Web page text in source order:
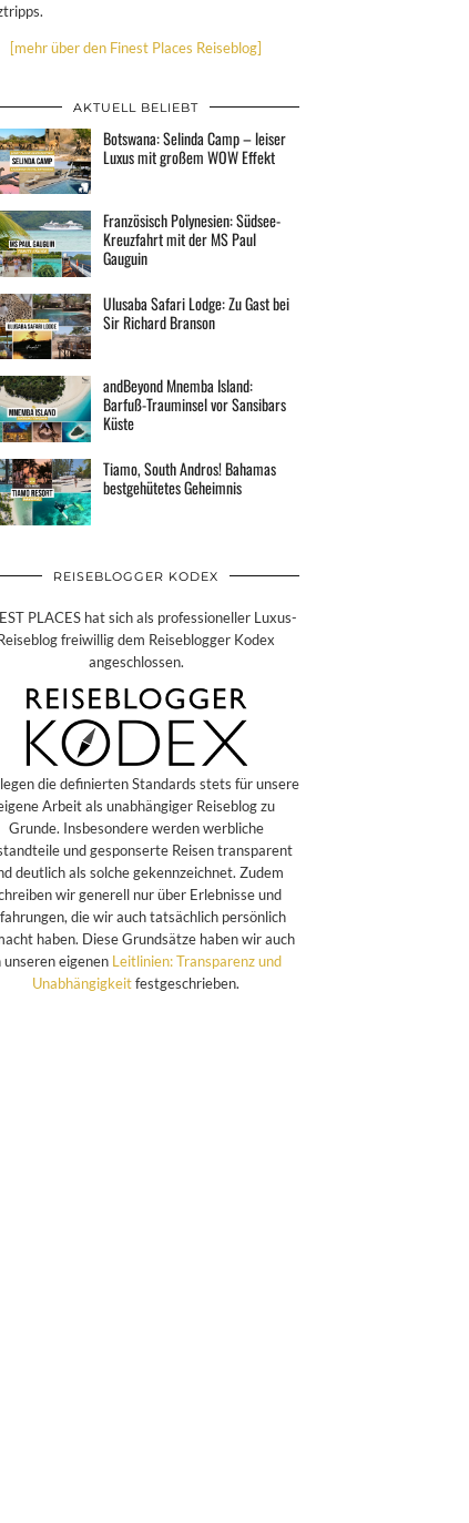
[mehr über den Finest Places Reiseblog]
AKTUELL BELIEBT
Botswana: Selinda Camp – leiser
Luxus mit großem WOW Effekt
Französisch Polynesien: Südsee-
Kreuzfahrt mit der MS Paul
Gauguin
Ulusaba Safari Lodge: Zu Gast bei
Sir Richard Branson
andBeyond Mnemba Island:
Barfuß-Trauminsel vor Sansibars
Küste
Tiamo, South Andros! Bahamas
bestgehütetes Geheimnis
REISEBLOGGER KODEX
PLACES hat sich als professioneller Luxus-
freiwillig dem Reiseblogger Kodex
angeschlossen.
die definierten Standards stets für unsere
Arbeit als unabhängiger Reiseblog zu
Grunde. Insbesondere werden werbliche
und gesponserte Reisen transparent
deutlich als solche gekennzeichnet. Zudem
wir generell nur über Erlebnisse und
die wir auch tatsächlich persönlich
haben. Diese Grundsätze haben wir auch
unseren eigenen Leitlinien: Transparenz und
Unabhängigkeitfestgeschrieben.